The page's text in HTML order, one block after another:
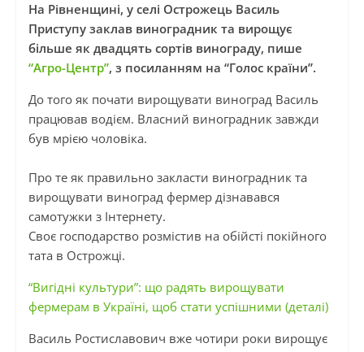
На Рівненщині, у селі Острожець Василь
Приступу заклав виноградник та вирощує
більше як двадцять сортів винограду, пише
“Агро-Центр”, з посиланням на “Голос країни”.
До того як почати вирощувати виноград Василь
працював водієм. Власний виноградник завжди
був мрією чоловіка.
Про те як правильно закласти виноградник та
вирощувати виноград фермер дізнавався
самотужки з Інтернету.
Своє господарство розмістив на обійсті покійного
тата в Острожці.
“Вигідні культури”: що радять вирощувати
фермерам в Україні, щоб стати успішними (деталі)
Василь Ростиславович вже чотири роки вирощує